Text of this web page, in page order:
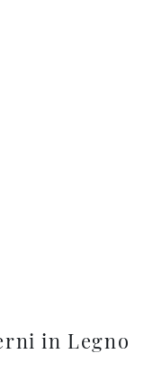
in Legno